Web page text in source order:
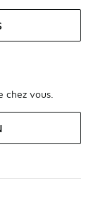
chez vous.